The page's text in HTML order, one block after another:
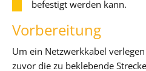
befestigt werden kann.
Vorbereitung
Um ein Netzwerkkabel
zuvor die zu beklebende